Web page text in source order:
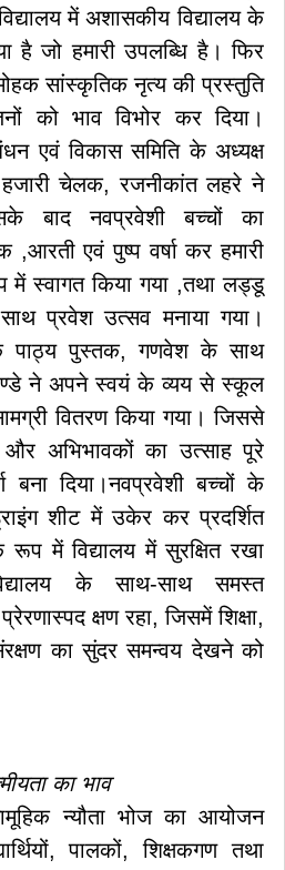
में अशासकीय विद्यालय के
है जो हमारी उपलब्धि है। फिर
सांस्कृतिक नृत्य की प्रस्तुति
को भाव विभोर कर दिया।
एवं विकास समिति के अध्यक्ष
चेलक, रजनीकांत लहरे ने
बाद नवप्रवेशी बच्चों का
,आरती एवं पुष्प वर्षा कर हमारी
स्वागत किया गया ,तथा लड्डू
प्रवेश उत्सव मनाया गया।
पाठ्य पुस्तक, गणवेश के साथ
ने अपने स्वयं के व्यय से स्कूल
वितरण किया गया। जिससे
अभिभावकों का उत्साह पूरे
बना दिया।नवप्रवेशी बच्चों के
शीट में उकेर कर प्रदर्शित
में विद्यालय में सुरक्षित रखा
के साथ-साथ समस्त
क्षण रहा, जिसमें शिक्षा,
का सुंदर समन्वय देखने को
का भाव
न्यौता भोज का आयोजन
पालकों, शिक्षकगण तथा